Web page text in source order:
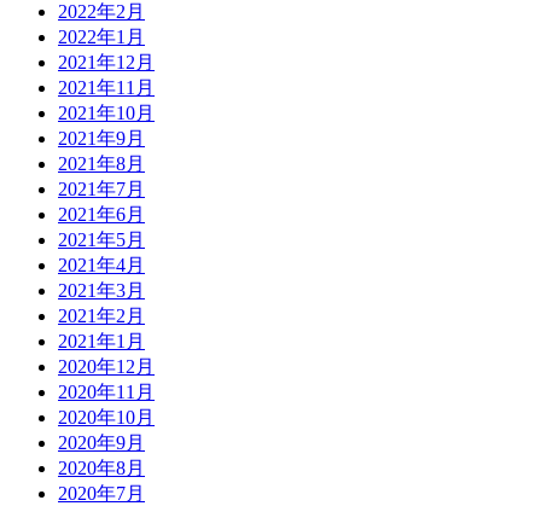
2022年2月
2022年1月
2021年12月
2021年11月
2021年10月
2021年9月
2021年8月
2021年7月
2021年6月
2021年5月
2021年4月
2021年3月
2021年2月
2021年1月
2020年12月
2020年11月
2020年10月
2020年9月
2020年8月
2020年7月